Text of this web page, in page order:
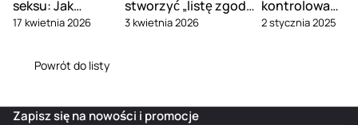
seksu: Jak
przestać obwiniać
fantazje
17 kwietnia 2026
stworzyć „listę zgody”
i omówić słowa-
3 kwietnia 2026
kontrolowane
duszenie
2 stycznia 2025
Powrót do listy
Zapisz się na nowości i promocje